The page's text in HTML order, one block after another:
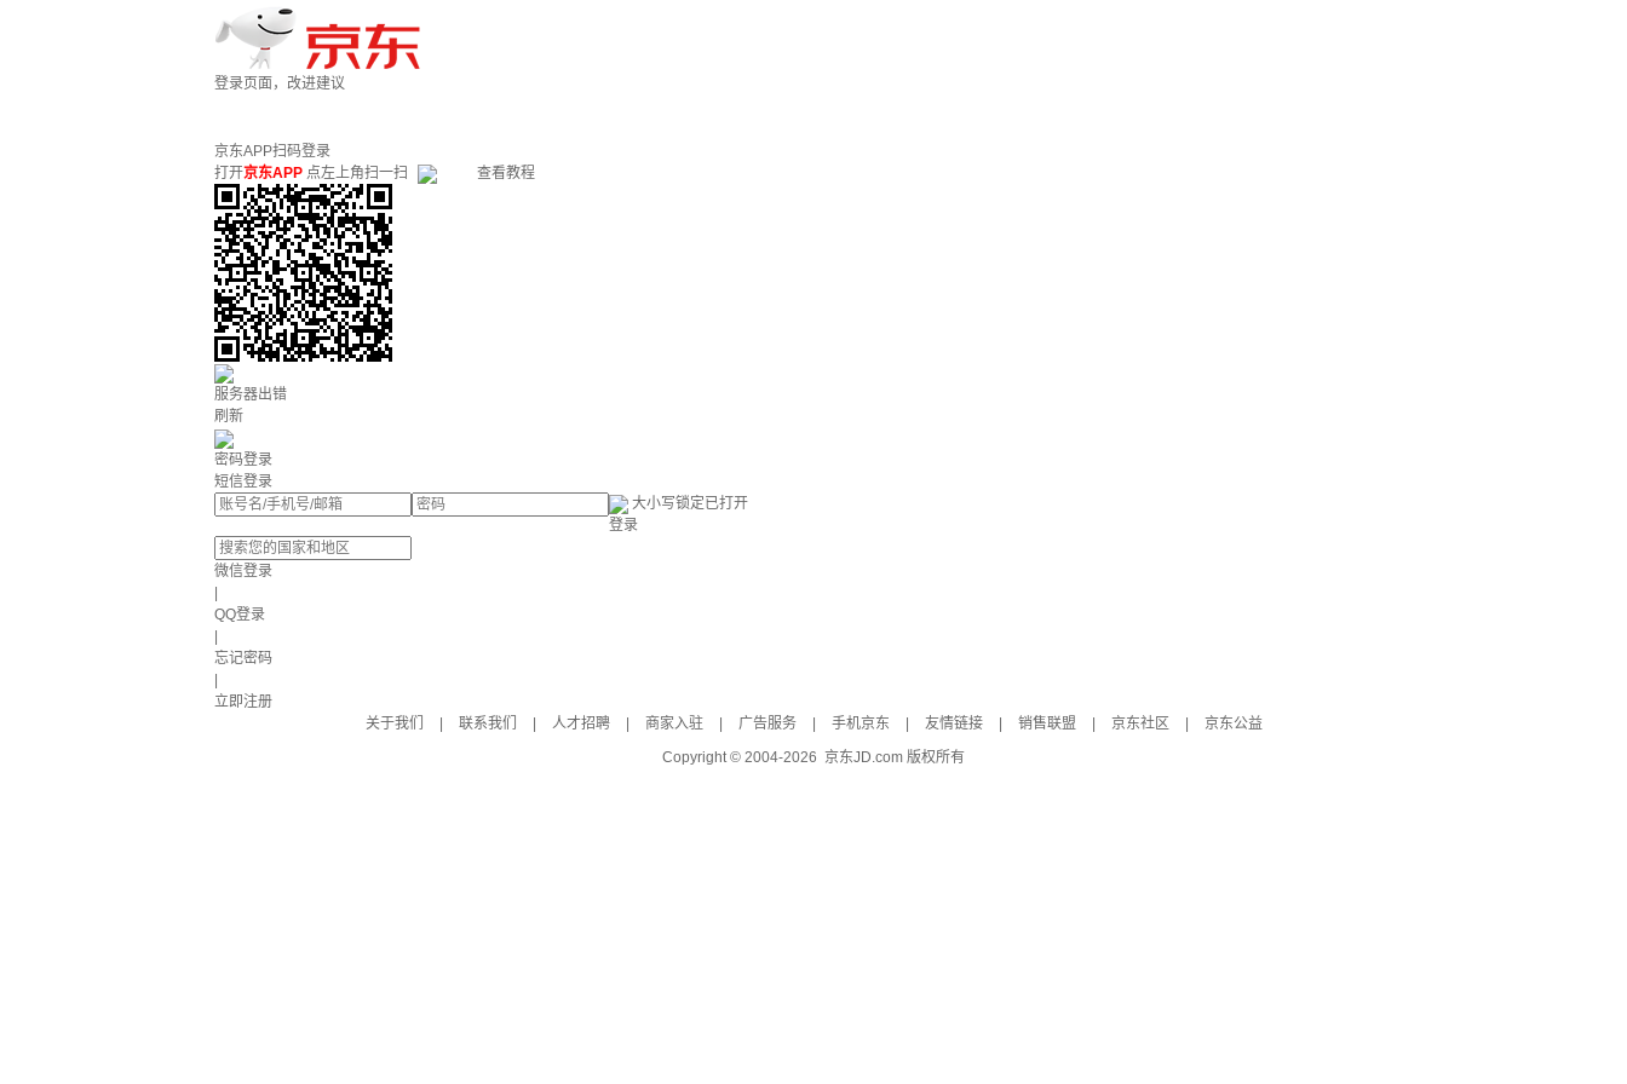
登录页面，改进建议
京东APP扫码登录
打开京东APP 点左上角扫一扫 查看教程
服务器出错
刷新
密码登录
短信登录
大小写锁定已打开
登录
微信登录
QQ登录
忘记密码
立即注册
关于我们
联系我们 人才招聘 商家入驻 广告服务 手机京东 友情链接 销售联盟 京东社区
京东公益
Copyright © 2004-2026 京东JD.com 版权所有